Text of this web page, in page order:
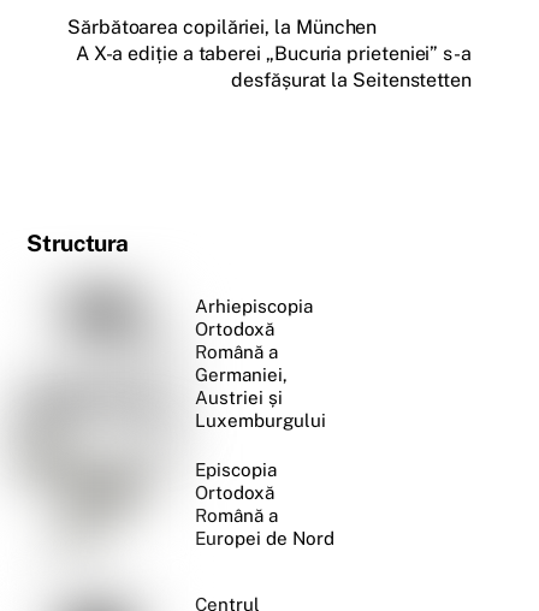
Sărbătoarea copilăriei, la München
A X-a ediție a taberei „Bucuria prieteniei” s-a
desfășurat la Seitenstetten
Structura
Arhiepiscopia
Ortodoxă
Română a
Germaniei,
Austriei și
Luxemburgului
Episcopia
Ortodoxă
Română a
Europei de Nord
Centrul